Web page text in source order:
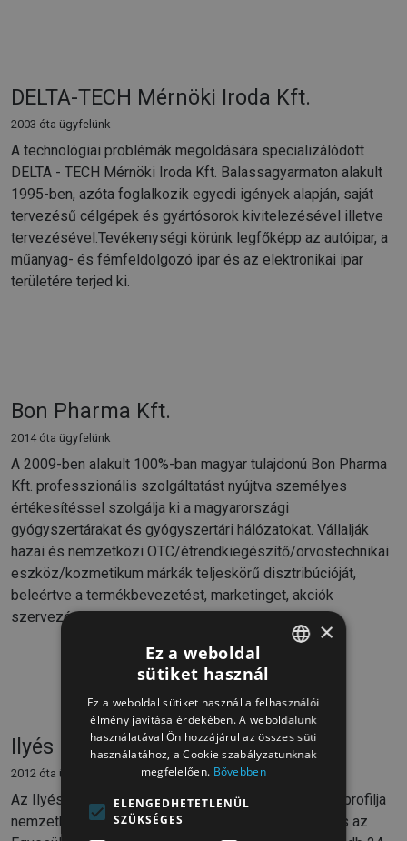
DELTA-TECH Mérnöki Iroda Kft.
2003 óta ügyfelünk
A technológiai problémák megoldására specializálódott
DELTA - TECH Mérnöki Iroda Kft. Balassagyarmaton alakult
1995-ben, azóta foglalkozik egyedi igények alapján, saját
tervezésű célgépek és gyártósorok kivitelezésével illetve
tervezésével.Tevékenységi körünk legfőképp az autóipar, a
műanyag- és fémfeldolgozó ipar és az elektronikai ipar
területére terjed ki.
Bon Pharma Kft.
2014 óta ügyfelünk
A 2009-ben alakult 100%-ban magyar tulajdonú Bon Pharma
Kft. professzionális szolgáltatást nyújtva személyes
értékesítéssel szolgálja ki a magyarországi
gyógyszertárakat és gyógyszertári hálózatokat. Vállalják
hazai és nemzetközi OTC/étrendkiegészítő/orvostechnikai
eszköz/kozmetikum márkák teljeskörű disztribúcióját,
beleértve a termékbevezetést, marketinget, akciók
szervezését és lebonyolítását.
Ilyés Intertransport Kft
2012 óta ügyfelünk
Az Ilyés Intertransport Kft. 2008-ban alakult meg, fő profilja
nemzetközi árufuvarozás közúton az Európai Unió és az
HUNGARIAN
×
Ez a weboldal
sütiket használ
Ez a weboldal sütiket használ a felhasználói
élmény javítása érdekében. A weboldalunk
használatával Ön hozzájárul az összes süti
használatához, a Cookie szabályzatunknak
megfelelően. Bővebben
ELENGEDHETETLENÜL
SZÜKSÉGES